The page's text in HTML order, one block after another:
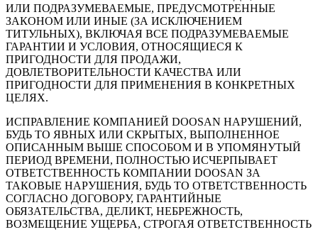
ИЛИ ПОДРАЗУМЕВАЕМЫЕ, ПРЕДУСМОТРЕННЫЕ
ЗАКОНОМ ИЛИ ИНЫЕ (ЗА ИСКЛЮЧЕНИЕМ
ТИТУЛЬНЫХ), ВКЛЮЧАЯ ВСЕ ПОДРАЗУМЕВАЕМЫЕ
ГАРАНТИИ И УСЛОВИЯ, ОТНОСЯЩИЕСЯ К
ПРИГОДНОСТИ ДЛЯ ПРОДАЖИ,
ДОВЛЕТВОРИТЕЛЬНОСТИ КАЧЕСТВА ИЛИ
ПРИГОДНОСТИ ДЛЯ ПРИМЕНЕНИЯ В КОНКРЕТНЫХ
ЦЕЛЯХ.
ИСПРАВЛЕНИЕ КОМПАНИЕЙ DOOSAN НАРУШЕНИЙ,
БУДЬ ТО ЯВНЫХ ИЛИ СКРЫТЫХ, ВЫПОЛНЕННОЕ
ОПИСАННЫМ ВЫШЕ СПОСОБОМ И В УПОМЯНУТЫЙ
ПЕРИОД ВРЕМЕНИ, ПОЛНОСТЬЮ ИСЧЕРПЫВАЕТ
ОТВЕТСТВЕННОСТЬ КОМПАНИИ DOOSAN ЗА
ТАКОВЫЕ НАРУШЕНИЯ, БУДЬ ТО ОТВЕТСТВЕННОСТЬ
СОГЛАСНО ДОГОВОРУ, ГАРАНТИЙНЫЕ
ОБЯЗАТЕЛЬСТВА, ДЕЛИКТ, НЕБРЕЖНОСТЬ,
ВОЗМЕЩЕНИЕ УЩЕРБА, СТРОГАЯ ОТВЕТСТВЕННОСТЬ